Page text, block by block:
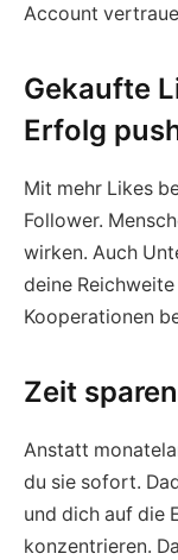
Account
Gekaufte
Erfolg
Mit mehr Likes
Follower.
wirken. Auch
deine
Kooperationen
Zeit
Anstatt
du sie sofort.
und dich auf die
konzentrieren.